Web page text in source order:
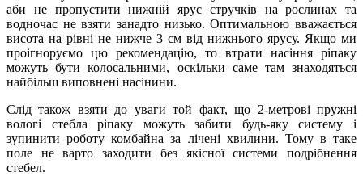
аби не пропустити нижній ярус стручків на рослинах та
водночас не взяти занадто низько. Оптимальною вважається
висота на рівні не нижче 3 см від нижнього ярусу. Якщо ми
проігноруємо цю рекомендацію, то втрати насіння ріпаку
можуть бути колосальними, оскільки саме там знаходяться
найбільш виповнені насінини.
Слід також взяти до уваги той факт, що 2-метрові пружні
вологі стебла ріпаку можуть забити будь-яку систему і
зупинити роботу комбайна за лічені хвилини. Тому в таке
поле не варто заходити без якісної системи подрібнення
стебел.